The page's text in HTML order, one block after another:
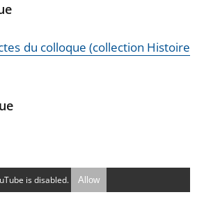
du colloque (collection Histoire
is disabled. Allow